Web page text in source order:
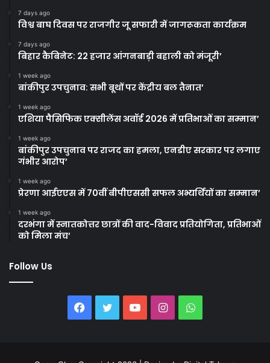
7 days ago
विश्व बाघ दिवस पर राजगीर जू सफारी में जागरूकता कार्यक्रम
7 days ago
बिहार कैबिनेट: 22 हजार आंगनबाड़ी बहाली को मंजूरी’
1 week ago
बांकीपुर उपचुनाव: सभी बूथों पर केंद्रीय बल तैनात’
1 week ago
एशिया पैसिफिक एक्सीलेंस अवॉर्ड 2026 में प्रतिभाओं का सम्मान’
1 week ago
बांकीपुर उपचुनाव पर राजद का हमला, एनडीए सरकार पर लगाए
गंभीर आरोप’
1 week ago
प्रेरणा आईएएस में 70वीं बीपीएससी सफल अभ्यर्थियों का सम्मान’
1 week ago
दरभंगा में स्नातकोत्तर छात्रों की वाद-विवाद प्रतियोगिता, प्रतिभाओं
को मिला मंच’
Follow Us
Facebook
TwitterYouTubeInstagramWhatsApp